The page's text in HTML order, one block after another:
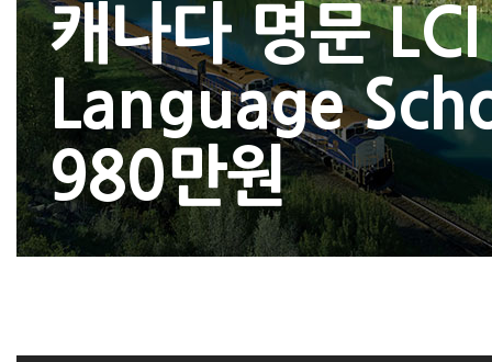
캐나다 명문 LCI
Language
980만원